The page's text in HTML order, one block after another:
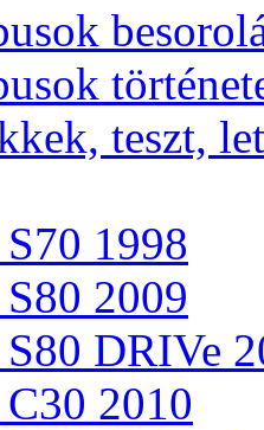
teszt,
1998
2009
DRIVe
2010